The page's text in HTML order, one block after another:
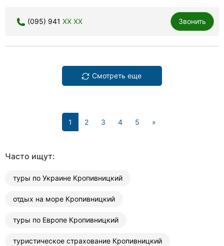
(095) 941 XX XX Звонить
Смотреть еще
1 (current)
2 3 4 5 »
Часто ищут:
туры по Украине Кропивницкий
отдых на море Кропивницкий
туры по Европе Кропивницкий
туристическое страхование Кропивницкий